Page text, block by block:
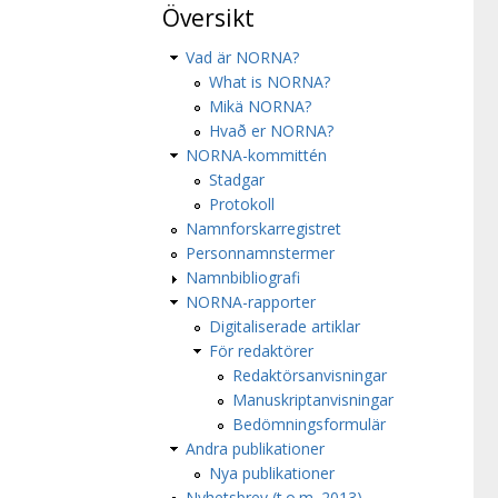
Översikt
Vad är NORNA?
What is NORNA?
Mikä NORNA?
Hvað er NORNA?
NORNA-kommittén
Stadgar
Protokoll
Namnforskarregistret
Personnamnstermer
Namnbibliografi
NORNA-rapporter
Digitaliserade artiklar
För redaktörer
Redaktörsanvisningar
Manuskriptanvisningar
Bedömningsformulär
Andra publikationer
Nya publikationer